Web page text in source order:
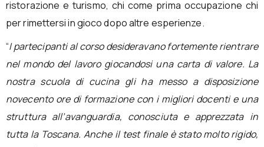
ristorazione e turismo, chi come prima occupazione chi
per rimettersi in gioco dopo altre esperienze.
“I partecipanti al corso desideravano fortemente rientrare
nel mondo del lavoro giocandosi una carta di valore. La
nostra scuola di cucina gli ha messo a disposizione
novecento ore di formazione con i migliori docenti e una
struttura all’avanguardia, conosciuta e apprezzata in
tutta la Toscana. Anche il test finale è stato molto rigido,